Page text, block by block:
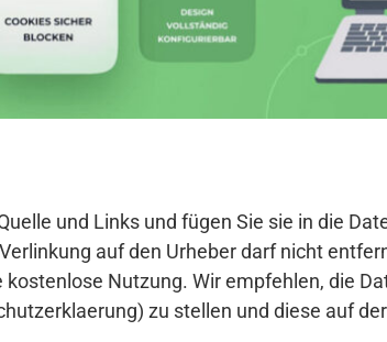
und Links und fügen Sie sie in die
auf den Urheber darf nicht
Nutzung. Wir empfehlen, die
zu stellen und diese auf